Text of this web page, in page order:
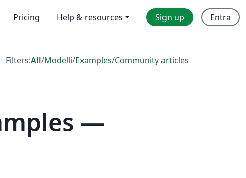
Pricing Help & resources Sign up Entra
Filters:All/Modelli/Examples/Community articles
—